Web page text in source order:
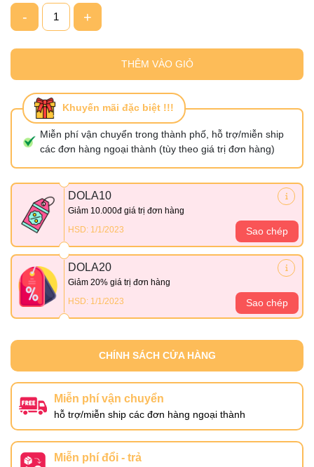
- +
THÊM VÀO GIỎ
Khuyến mãi đặc biệt !!!
Miễn phí vận chuyển trong thành phố, hỗ trợ/miễn ship
các đơn hàng ngoại thành (tùy theo giá trị đơn hàng)
DOLA10
Giảm 10.000đ giá trị đơn hàng
HSD: 1/1/2023
Sao chép
DOLA20
Giảm 20% giá trị đơn hàng
HSD: 1/1/2023
Sao chép
CHÍNH SÁCH CỬA HÀNG
Miễn phí vận chuyển
hỗ trợ/miễn ship các đơn hàng ngoại thành
Miễn phí đổi - trả